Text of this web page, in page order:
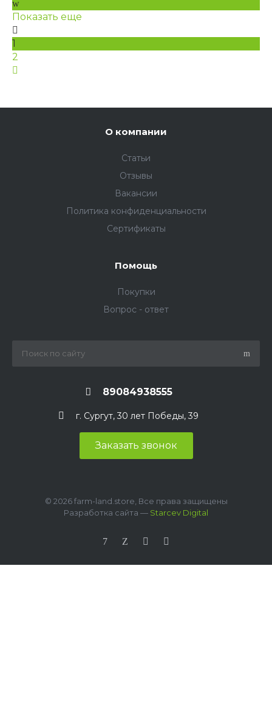
Показать еще
1
2
О компании
Статьи
Отзывы
Вакансии
Политика конфиденциальности
Сертификаты
Помощь
Покупки
Вопрос - ответ
89084938555
г. Сургут, 30 лет Победы, 39
Заказать звонок
© 2026 farm-land.store, Все права защищены
Разработка сайта — Starcev Digital